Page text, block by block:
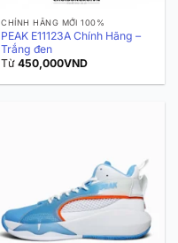
CHÍNH HÃNG MỚI 100%
PEAK E11123A Chính Hãng –
Trắng đen
Từ450,000VND